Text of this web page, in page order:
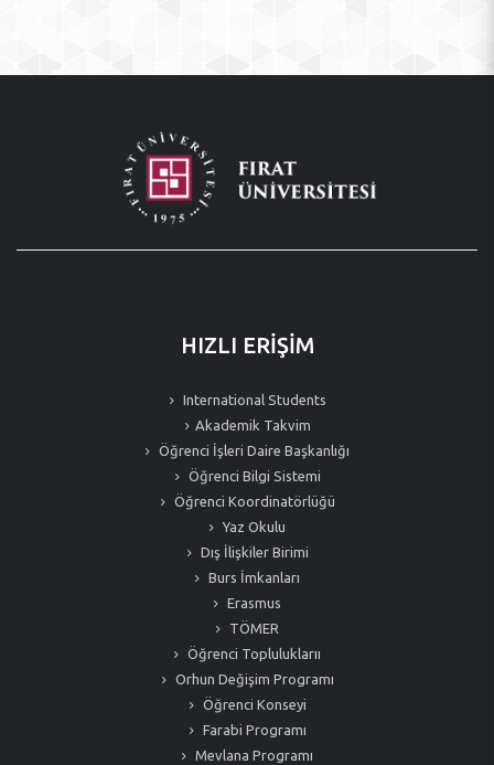
HIZLI ERİŞİM
International Students
Akademik Takvim
Öğrenci İşleri Daire Başkanlığı
Öğrenci Bilgi Sistemi
Öğrenci Koordinatörlüğü
Yaz Okulu
Dış İlişkiler Birimi
Burs İmkanları
Erasmus
TÖMER
Öğrenci Topluluklarıı
Orhun Değişim Programı
Öğrenci Konseyi
Farabi Programı
Mevlana Programı